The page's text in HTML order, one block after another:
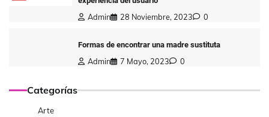
Admin 28 Noviembre, 2023 0
Formas de encontrar una madre sustituta
Admin 7 Mayo, 2023 0
Categorías
Arte